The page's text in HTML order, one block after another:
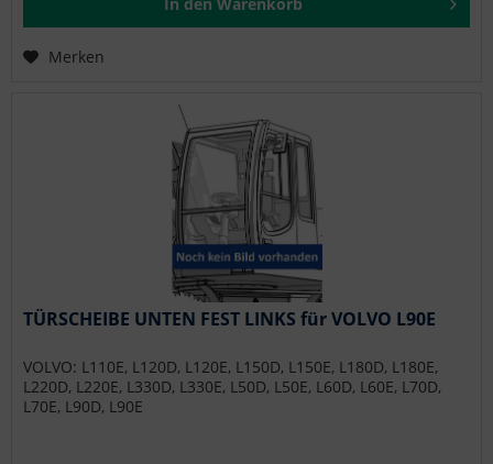
Merken
TÜRSCHEIBE UNTEN FEST LINKS für VOLVO L90E
VOLVO: L110E, L120D, L120E, L150D, L150E, L180D, L180E,
L220D, L220E, L330D, L330E, L50D, L50E, L60D, L60E, L70D,
L70E, L90D, L90E